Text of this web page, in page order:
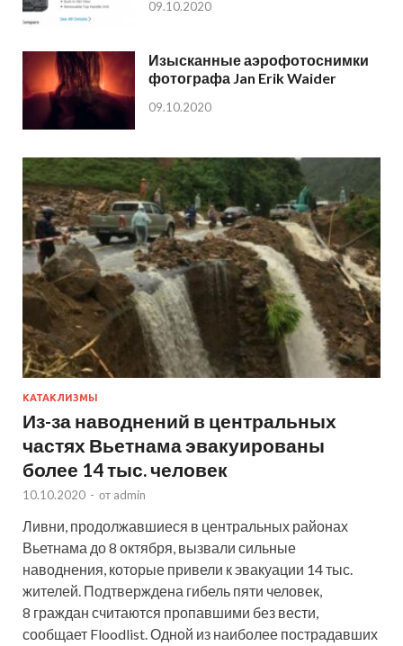
09.10.2020
Изысканные аэрофотоснимки
фотографа Jan Erik Waider
09.10.2020
КАТАКЛИЗМЫ
Из-за наводнений в центральных
частях Вьетнама эвакуированы
более 14 тыс. человек
10.10.2020 - от admin
Ливни, продолжавшиеся в центральных районах
Вьетнама до 8 октября, вызвали сильные
наводнения, которые привели к эвакуации 14 тыс.
жителей. Подтверждена гибель пяти человек,
8 граждан считаются пропавшими без вести,
сообщает Floodlist. Одной из наиболее пострадавших